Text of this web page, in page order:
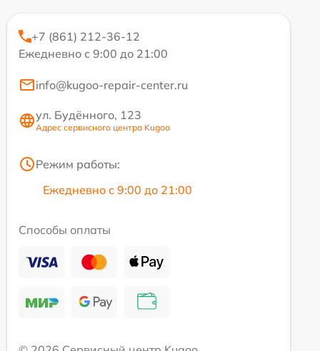
+7 (861) 212-36-12
Ежедневно с 9:00 до 21:00
info@kugoo-repair-center.ru
ул. Будённого, 123
Адрес сервисного центра Kugoo
Режим работы:
Ежедневно с 9:00 до 21:00
Способы оплаты